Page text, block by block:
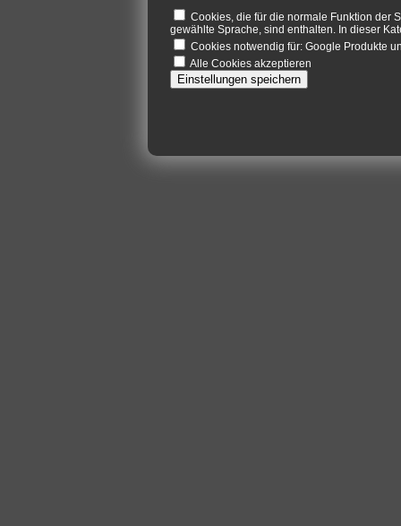
Cookies, die für die normale Funktion der
gewählte Sprache, sind enthalten. In dieser
Cookies notwendig für: Google Produkte
Alle Cookies akzeptieren
Einstellungen speichern